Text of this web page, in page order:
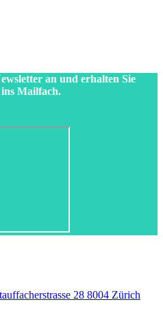
an und erhalten Sie
Mailfach.
28 8004 Zürich